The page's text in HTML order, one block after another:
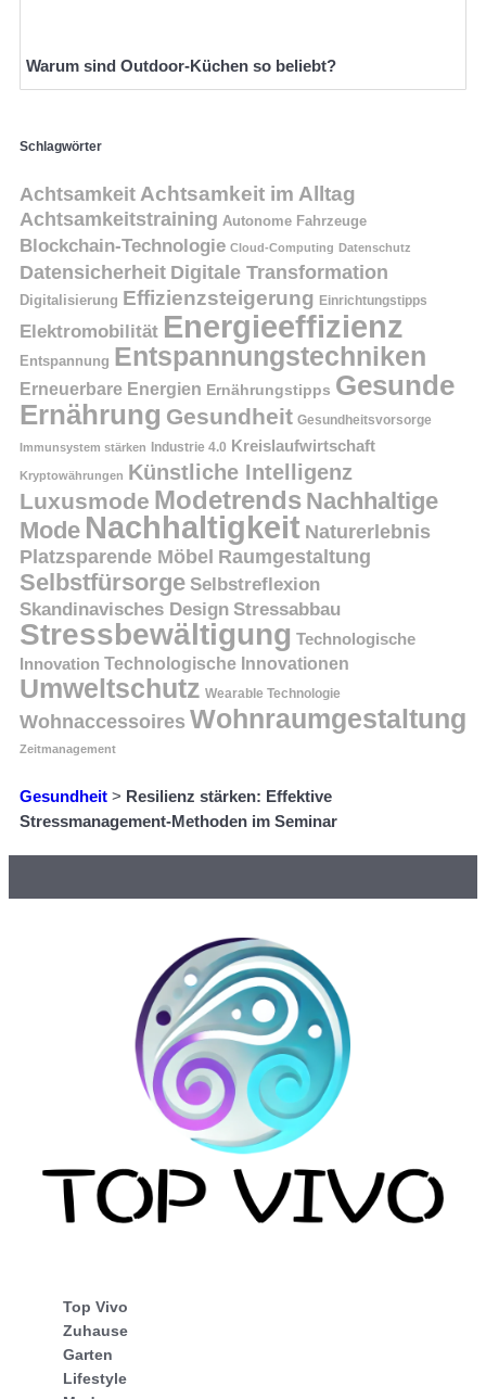
Warum sind Outdoor-Küchen so beliebt?
Schlagwörter
AchtsamkeitAchtsamkeit im Alltag
Achtsamkeitstraining Autonome Fahrzeuge
Blockchain-Technologie Cloud-Computing Datenschutz
Datensicherheit Digitale Transformation
Digitalisierung Effizienzsteigerung Einrichtungstipps
Elektromobilität Energieeffizienz
Entspannung Entspannungstechniken
Erneuerbare Energien Ernährungstipps Gesunde
Ernährung Gesundheit Gesundheitsvorsorge
Immunsystem stärken Industrie 4.0 Kreislaufwirtschaft
Kryptowährungen Künstliche Intelligenz
Luxusmode Modetrends Nachhaltige
Mode Nachhaltigkeit Naturerlebnis
Platzsparende Möbel Raumgestaltung
Selbstfürsorge Selbstreflexion
Skandinavisches Design Stressabbau
Stressbewältigung Technologische
Innovation Technologische Innovationen
Umweltschutz Wearable Technologie
Wohnaccessoires Wohnraumgestaltung
Zeitmanagement
Gesundheit > Resilienz stärken: Effektive
Stressmanagement-Methoden im Seminar
Top Vivo
Zuhause
Garten
Lifestyle